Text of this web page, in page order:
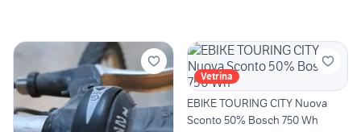
Vetrina
EBIKE TOURING CITY Nuova
Sconto 50% Bosch 750 Wh